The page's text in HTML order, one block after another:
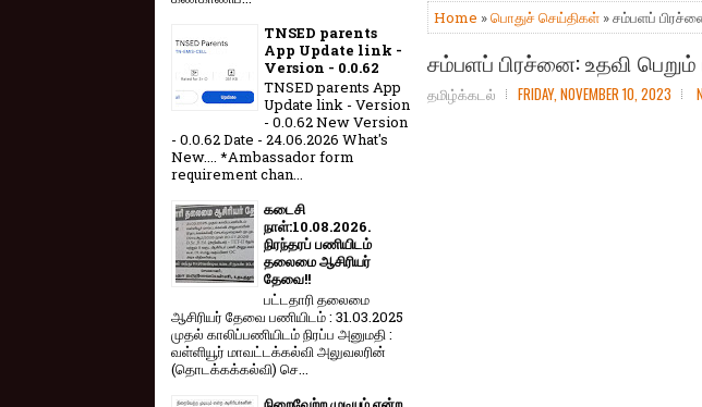
Home »பொதுச் செய்திகள் » சம்பளப்
சம்பளப் பிரச்னை: உதவி
தமிழ்க்கடல் FRIDAY, NOVEMBER 10, 2023
TNSED parents
App Update link -
Version - 0.0.62
TNSED parents App
Update link - Version
- 0.0.62 New Version
- 0.0.62 Date - 24.06.2026 What's
New.... *Ambassador form
requirement chan...
கடைசி
நாள்:10.08.2026.
நிரந்தரப் பணியிடம்
தலைமை ஆசிரியர்
தேவை!!
பட்டதாரி தலைமை
ஆசிரியர் தேவை பணியிடம் : 31.03.2025
முதல் காலிப்பணியிடம் நிரப்ப அனுமதி :
வள்ளியூர் மாவட்டக்கல்வி அலுவலரின்
(தொடக்கக்கல்வி) செ...